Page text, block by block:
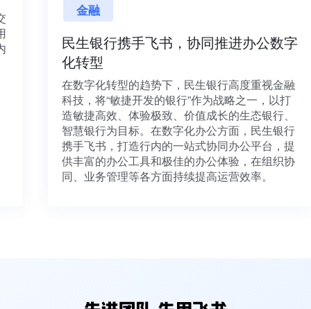
金融
民生银行携手飞书，协同推进办公数字
化转型
在数字化转型的趋势下，民生银行高度重视金融
科技，将“敏捷开发的银行”作为战略之一，以打
造敏捷高效、体验极致、价值成长的生态银行、
智慧银行为目标。在数字化办公方面，民生银行
携手飞书，打造行内的一站式协同办公平台，提
供丰富的办公工具和极佳的办公体验，在组织协
同、业务管理等各方面持续提高运营效率。